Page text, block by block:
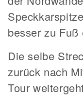
besser zu Fuß
Die selbe
zurück nach
Tour